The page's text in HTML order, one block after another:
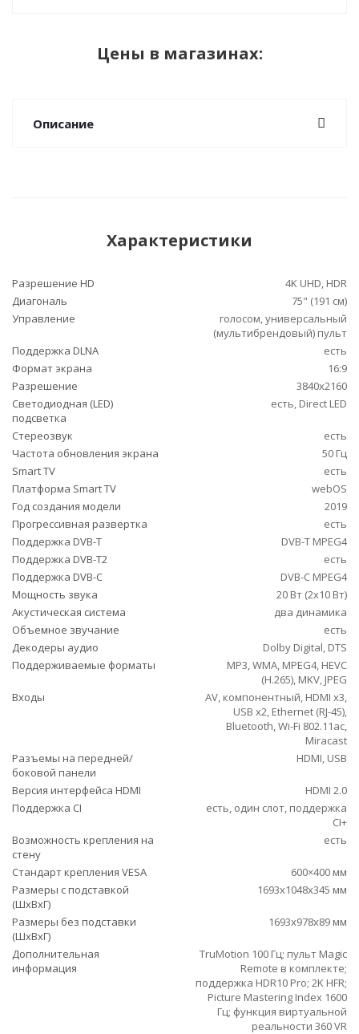
Цены в магазинах:
Описание
Характеристики
Разрешение HD
4K UHD, HDR
Диагональ
75" (191 см)
Управление
голосом, универсальный
(мультибрендовый) пульт
Поддержка DLNA
есть
Формат экрана
16:9
Разрешение
3840x2160
Светодиодная (LED)
подсветка
есть, Direct LED
Стереозвук
есть
Частота обновления экрана
50 Гц
Smart TV
есть
Платформа Smart TV
webOS
Год создания модели
2019
Прогрессивная развертка
есть
Поддержка DVB-T
DVB-T MPEG4
Поддержка DVB-T2
есть
Поддержка DVB-C
DVB-C MPEG4
Мощность звука
20 Вт (2х10 Вт)
Акустическая система
два динамика
Объемное звучание
есть
Декодеры аудио
Dolby Digital, DTS
Поддерживаемые форматы
MP3, WMA, MPEG4, HEVC
(H.265), MKV, JPEG
Входы
AV, компонентный, HDMI x3,
USB x2, Ethernet (RJ-45),
Bluetooth, Wi-Fi 802.11ac,
Miracast
Разъемы на передней/
боковой панели
HDMI, USB
Версия интерфейса HDMI
HDMI 2.0
Поддержка CI
есть, один слот, поддержка
CI+
Возможность крепления на
стену
есть
Стандарт крепления VESA
600×400 мм
Размеры с подставкой
(ШxВxГ)
1693x1048x345 мм
Размеры без подставки
(ШxВxГ)
1693x978x89 мм
Дополнительная
информация
TruMotion 100 Гц; пульт Magic
Remote в комплекте;
поддержка HDR10 Pro; 2K HFR;
Picture Mastering Index 1600
Гц; функция виртуальной
реальности 360 VR